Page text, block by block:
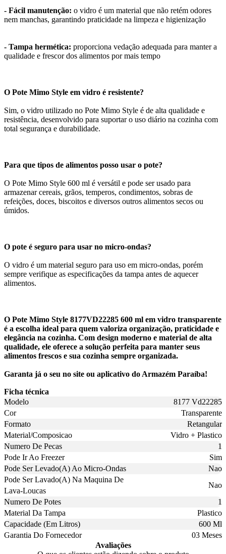
- Fácil manutenção: o vidro é um material que não retém odores
nem manchas, garantindo praticidade na limpeza e higienização
- Tampa hermética: proporciona vedação adequada para manter a
qualidade e frescor dos alimentos por mais tempo
O Pote Mimo Style em vidro é resistente?
Sim, o vidro utilizado no Pote Mimo Style é de alta qualidade e
resistência, desenvolvido para suportar o uso diário na cozinha com
total segurança e durabilidade.
Para que tipos de alimentos posso usar o pote?
O Pote Mimo Style 600 ml é versátil e pode ser usado para
armazenar cereais, grãos, temperos, condimentos, sobras de
refeições, doces, biscoitos e diversos outros alimentos secos ou
úmidos.
O pote é seguro para usar no micro-ondas?
O vidro é um material seguro para uso em micro-ondas, porém
sempre verifique as especificações da tampa antes de aquecer
alimentos.
O Pote Mimo Style 8177VD22285 600 ml em vidro transparente
é a escolha ideal para quem valoriza organização, praticidade e
elegância na cozinha. Com design moderno e material de alta
qualidade, ele oferece a solução perfeita para manter seus
alimentos frescos e sua cozinha sempre organizada.
Garanta já o seu no site ou aplicativo do Armazém Paraíba!
Ficha técnica
Modelo
8177 Vd22285
Cor
Transparente
Formato
Retangular
Material/Composicao
Vidro + Plastico
Numero De Pecas
1
Pode Ir Ao Freezer
Sim
Pode Ser Levado(A) Ao Micro-Ondas
Nao
Pode Ser Lavado(A) Na Maquina De
Lava-Loucas
Nao
Numero De Potes
1
Material Da Tampa
Plastico
Capacidade (Em Litros)
600 Ml
Garantia Do Fornecedor
03 Meses
Avaliações